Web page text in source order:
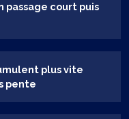
passage court puis
plus vite
pente